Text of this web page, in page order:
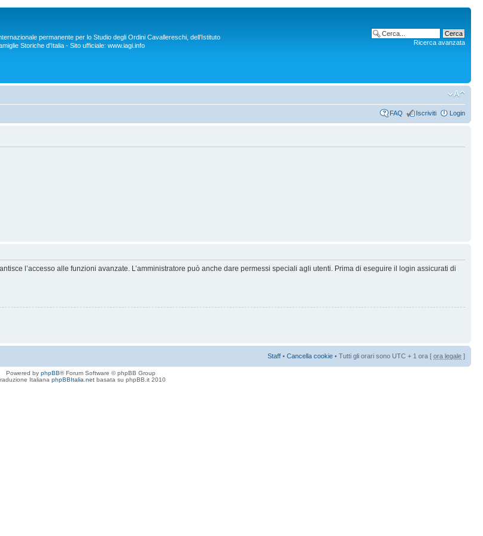
permanente per lo Studio degli Ordini Cavallereschi, dell’Istituto
Storiche d'Italia - Sito ufficiale: www.iagi.info
Ricerca avanzata
FAQ Iscriviti Login
l’accesso alle funzioni avanzate. L’amministratore può anche dare permessi speciali agli utenti. Prima di eseguire il login assicurati di
Staff • Cancella cookie • Tutti gli orari sono UTC + 1 ora [ ora legale ]
Powered by phpBB® Forum Software © phpBB Group
Italiana phpBBItalia.netbasata su phpBB.it 2010